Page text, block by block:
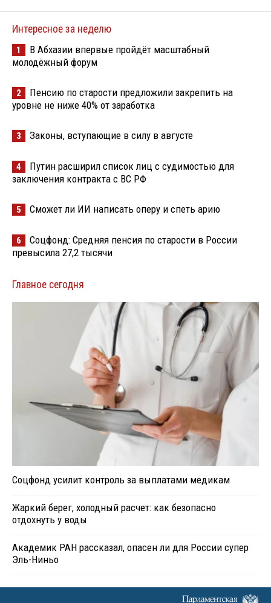
Интересное за неделю
1
В Абхазии впервые пройдёт масштабный
молодёжный форум
2
Пенсию по старости предложили закрепить на
уровне не ниже 40% от заработка
3 Законы, вступающие в силу в августе
4
Путин расширил список лиц с судимостью для
заключения контракта с ВС РФ
5 Сможет ли ИИ написать оперу и спеть арию
6
Соцфонд: Средняя пенсия по старости в России
превысила 27,2 тысячи
Главное сегодня
Соцфонд усилит контроль за выплатами медикам
Жаркий берег, холодный расчет: как безопасно
отдохнуть у воды
Академик РАН рассказал, опасен ли для России супер
Эль-Ниньо